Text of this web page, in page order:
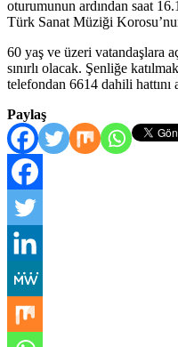
oturumunun ardından saat
Türk Sanat Müziği
60 yaş ve üzeri vatandaşlara
sınırlı olacak. Şenliğe
telefondan 6614 dahili hattını
Paylaş